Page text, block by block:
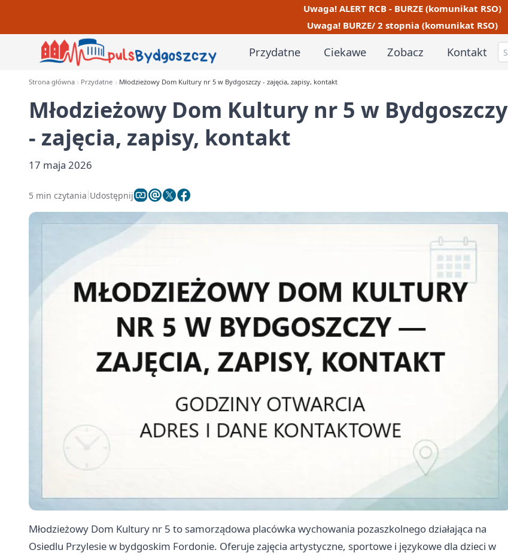
Uwaga! ALERT RCB - BURZE (komunikat RSO)
Uwaga! BURZE/ 2 stopnia (komunikat RSO)
Przydatne Ciekawe Zobacz Kontakt
Strona główna Przydatne Młodzieżowy Dom Kultury nr 5 w Bydgoszczy - zajęcia, zapisy, kontakt
Młodzieżowy Dom Kultury nr 5 w Bydgoszczy
- zajęcia, zapisy, kontakt
17 maja 2026
5 min czytania Udostępnij
Młodzieżowy Dom Kultury nr 5 to samorządowa placówka wychowania pozaszkolnego działająca na
Osiedlu Przylesie w bydgoskim Fordonie. Oferuje zajęcia artystyczne, sportowe i językowe dla dzieci w